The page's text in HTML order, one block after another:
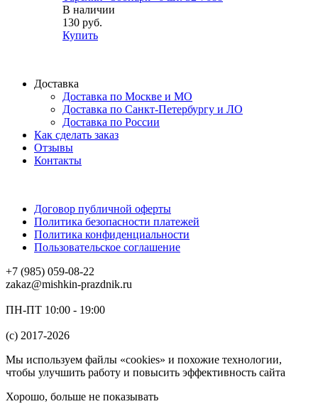
В наличии
130 руб.
Купить
Доставка
Доставка по Москве и МО
Доставка по Санкт-Петербургу и ЛО
Доставка по России
Как сделать заказ
Отзывы
Контакты
Договор публичной оферты
Политика безопасности платежей
Политика конфиденциальности
Пользовательское соглашение
+7 (985) 059-08-22
zakaz@mishkin-prazdnik.ru
ПН-ПТ 10:00 - 19:00
(c) 2017-2026
Мы используем файлы «cookies» и похожие технологии,
чтобы улучшить работу и повысить эффективность сайта
Хорошо, больше не показывать